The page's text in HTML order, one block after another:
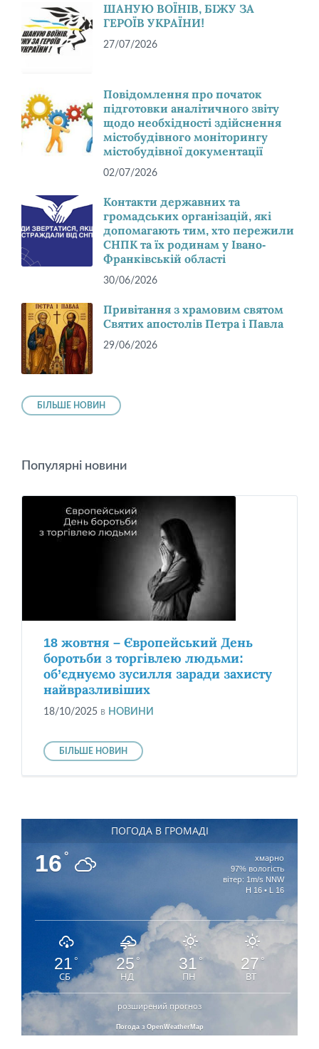
ШАНУЮ ВОЇНІВ, БІЖУ ЗА
ГЕРОЇВ УКРАЇНИ!
27/07/2026
Повідомлення про початок
підготовки аналітичного звіту
щодо необхідності здійснення
містобудівного моніторингу
містобудівної документації
02/07/2026
Контакти державних та
громадських організацій, які
допомагають тим, хто пережили
СНПК та їх родинам у Івано-
Франківській області
30/06/2026
Привітання з храмовим святом
Святих апостолів Петра і Павла
29/06/2026
БІЛЬШЕ НОВИН
Популярні новини
18 жовтня – Європейський День
боротьби з торгівлею людьми:
об’єднуємо зусилля заради захисту
найвразливіших
18/10/2025 в НОВИНИ
БІЛЬШЕ НОВИН
ПОГОДА В ГРОМАДІ
16 °
хмарно
97% вологість
вітер: 1m/s NNW
H 16 • L 16
21 °
СБ
25°
НД
31 °
ПН
27 °
ВТ
розширений прогноз
Погода з OpenWeatherMap